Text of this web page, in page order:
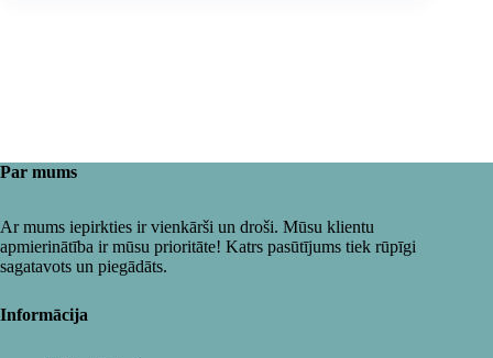
Par mums
Ar mums iepirkties ir vienkārši un droši. Mūsu klientu
apmierinātība ir mūsu prioritāte! Katrs pasūtījums tiek rūpīgi
sagatavots un piegādāts.
Informācija